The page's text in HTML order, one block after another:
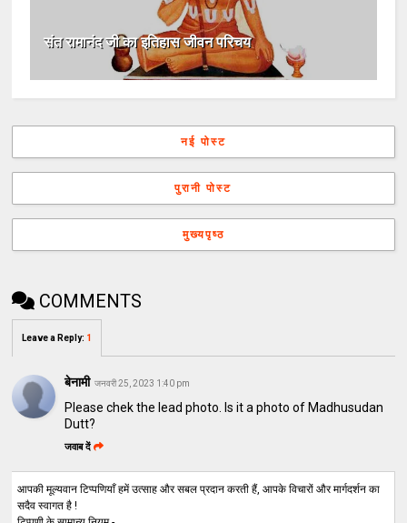
संत रामानंद जी का इतिहास जीवन परिचय
नई पोस्ट
पुरानी पोस्ट
मुख्यपृष्ठ
COMMENTS
Leave a Reply: 1
बेनामी जनवरी 25, 2023 1:40 pm
Please chek the lead photo. Is it a photo of Madhusudan
Dutt?
जवाब दें
आपकी मूल्यवान टिप्पणियाँ हमें उत्साह और सबल प्रदान करती हैं, आपके विचारों और मार्गदर्शन का
सदैव स्वागत है !